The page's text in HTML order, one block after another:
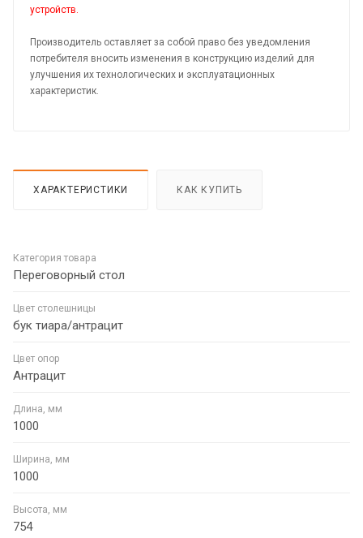
устройств.
Производитель оставляет за собой право без уведомления
потребителя вносить изменения в конструкцию изделий для
улучшения их технологических и эксплуатационных
характеристик.
ХАРАКТЕРИСТИКИ КАК КУПИТЬ
Категория товара
Переговорный стол
Цвет столешницы
бук тиара/антрацит
Цвет опор
Антрацит
Длина, мм
1000
Ширина, мм
1000
Высота, мм
754